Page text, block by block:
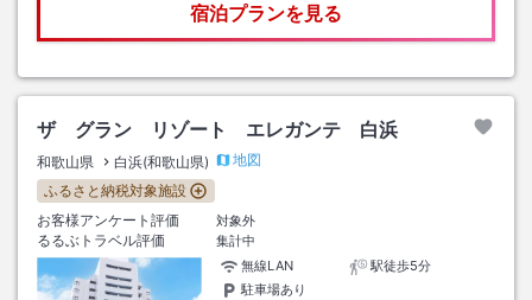
宿泊プランを見る
ザ グラン リゾート エレガンテ 白浜
和歌山県 白浜(和歌山県)
地図
ふるさと納税対象施設
お客様アンケート評価
対象外
るるぶトラベル評価
集計中
無線LAN
駅徒歩5分
駐車場あり